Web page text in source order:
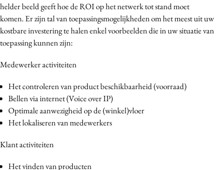
helder beeld geeft hoe de ROI op het netwerk tot stand moet
komen. Er zijn tal van toepassingsmogelijkheden om het meest uit uw
kostbare investering te halen enkel voorbeelden die in uw situatie van
toepassing kunnen zijn:
Medewerker activiteiten
Het controleren van product beschikbaarheid (voorraad)
Bellen via internet (Voice over IP)
Optimale aanwezigheid op de (winkel)vloer
Het lokaliseren van medewerkers
Klant activiteiten
Het vinden van producten